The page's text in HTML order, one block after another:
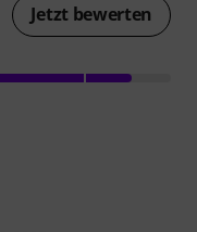
Jetzt bewerten